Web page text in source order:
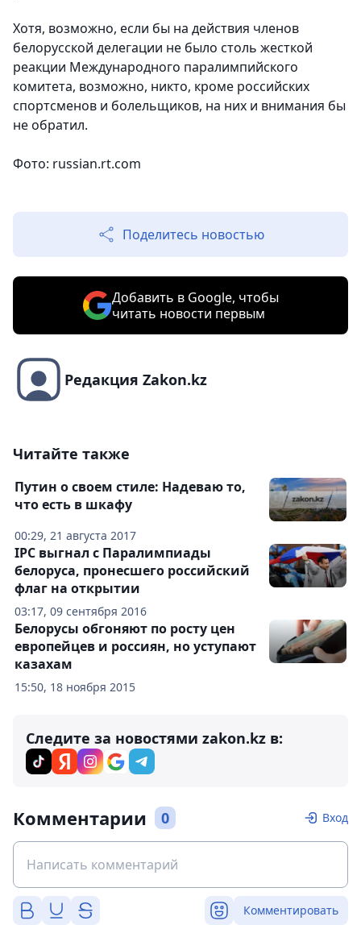
Хотя, возможно, если бы на действия членов
белорусской делегации не было столь жесткой
реакции Международного паралимпийского
комитета, возможно, никто, кроме российских
спортсменов и болельщиков, на них и внимания бы
не обратил.
Фото: russian.rt.com
Поделитесь новостью
Добавить в Google, чтобы
читать новости первым
Редакция Zakon.kz
Читайте также
00:29, 21 августа 2017
Путин о своем стиле: Надеваю то,
что есть в шкафу
03:17, 09 сентября 2016
IPC выгнал с Паралимпиады
белоруса, пронесшего российский
флаг на открытии
15:50, 18 ноября 2015
Белорусы обгоняют по росту цен
европейцев и россиян, но уступают
казахам
Следите за новостями zakon.kz в:
Комментарии 0 Вход
Комментировать